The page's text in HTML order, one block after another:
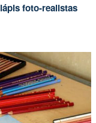
foto-realistas